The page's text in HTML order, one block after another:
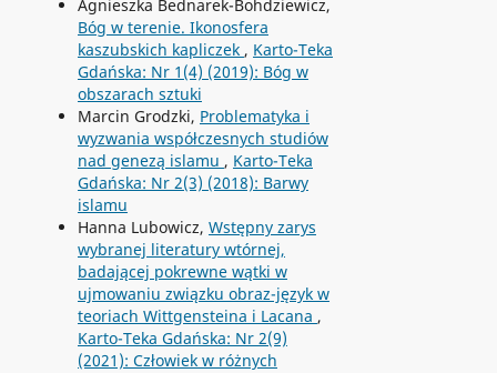
Agnieszka Bednarek-Bohdziewicz,
Bóg w terenie. Ikonosfera
kaszubskich kapliczek , Karto-Teka
Gdańska: Nr 1(4) (2019): Bóg w
obszarach sztuki
Marcin Grodzki, Problematyka i
wyzwania współczesnych studiów
nad genezą islamu , Karto-Teka
Gdańska: Nr 2(3) (2018): Barwy
islamu
Hanna Lubowicz, Wstępny zarys
wybranej literatury wtórnej,
badającej pokrewne wątki w
ujmowaniu związku obraz-język w
teoriach Wittgensteina i Lacana ,
Karto-Teka Gdańska: Nr 2(9)
(2021): Człowiek w różnych